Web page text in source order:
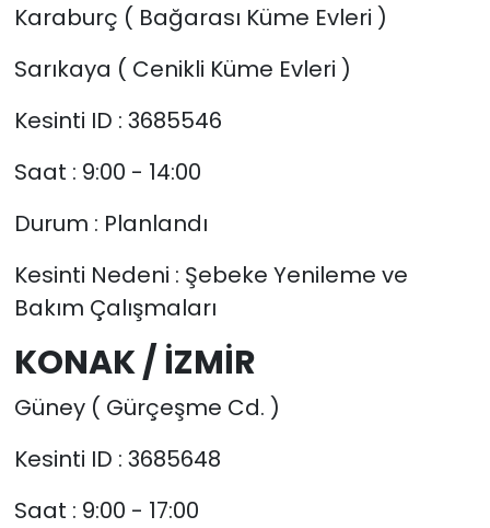
Karaburç ( Bağarası Küme Evleri )
Sarıkaya ( Cenikli Küme Evleri )
Kesinti ID : 3685546
Saat : 9:00 - 14:00
Durum : Planlandı
Kesinti Nedeni : Şebeke Yenileme ve
Bakım Çalışmaları
KONAK / İZMİR
Güney ( Gürçeşme Cd. )
Kesinti ID : 3685648
Saat : 9:00 - 17:00